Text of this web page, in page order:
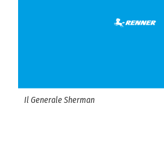
Il Generale Sherman